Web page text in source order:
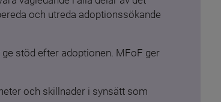
och utreda adoptionssökande
stöd efter adoptionen. MFoF ger
och skillnader i synsätt som